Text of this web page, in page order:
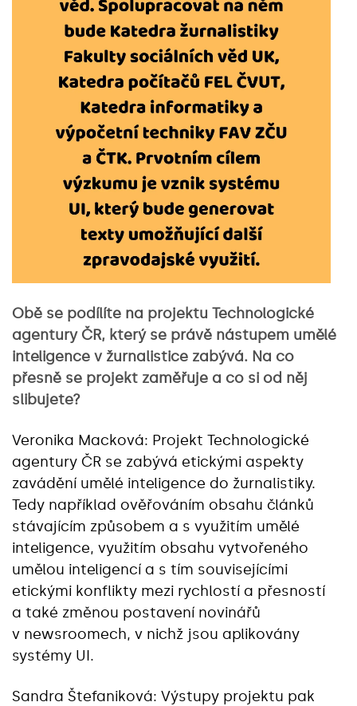
Obě se podílíte na projektu Technologické
agentury ČR, který se právě nástupem umělé
inteligence v žurnalistice zabývá. Na co
přesně se projekt zaměřuje a co si od něj
slibujete?
Veronika Macková: Projekt Technologické
agentury ČR se zabývá etickými aspekty
zavádění umělé inteligence do žurnalistiky.
Tedy například ověřováním obsahu článků
stávajícím způsobem a s využitím umělé
inteligence, využitím obsahu vytvořeného
umělou inteligencí a s tím souvisejícími
etickými konflikty mezi rychlostí a přesností
a také změnou postavení novinářů
v newsroomech, v nichž jsou aplikovány
systémy UI.
Sandra Štefaniková: Výstupy projektu pak